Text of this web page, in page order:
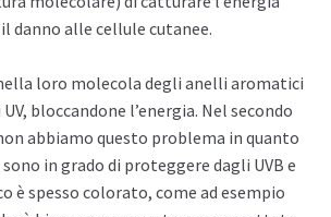
danno alle cellule cutanee.
loro molecola degli anelli aromatici
bloccandone l’energia. Nel secondo
abbiamo questo problema in quanto
in grado di proteggere dagli UVB e
è spesso colorato, come ad esempio